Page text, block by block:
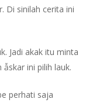
Di sinilah cerita ini
Jadi akak itu minta
ini pilih lauk.
perhati saja